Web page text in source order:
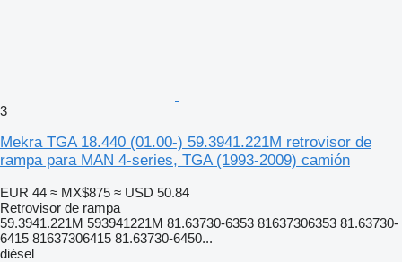
3
Mekra TGA 18.440 (01.00-) 59.3941.221M retrovisor de
rampa para MAN 4-series, TGA (1993-2009) camión
EUR 44 ≈ MX$875 ≈ USD 50.84
Retrovisor de rampa
59.3941.221M 593941221M 81.63730-6353 81637306353 81.63730-
6415 81637306415 81.63730-6450...
diésel